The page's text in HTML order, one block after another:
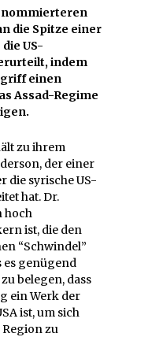
die Spitze einer
US-
indem
einen
Assad-Regime
zu ihrem
der einer
die syrische US-
hat. Dr.
hoch
ist, die den
“Schwindel”
es genügend
belegen, dass
ein Werk der
ist, um sich
zu